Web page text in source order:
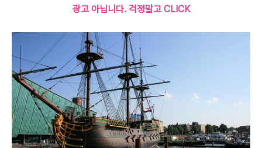
광고 아닙니다. 걱정말고 CLICK